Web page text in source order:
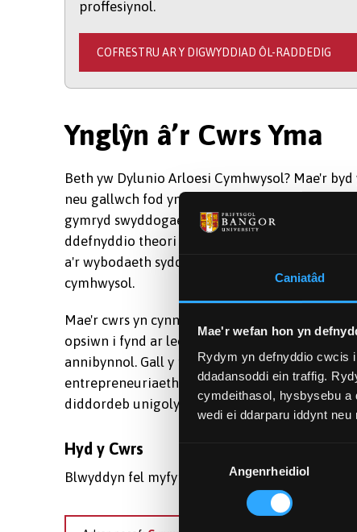
Caniatâd
Mae'r wefan hon yn
Rydym yn defnyddio cwcis
ddadansoddi ein traffig.
cymdeithasol, hysbysebu a
wedi ei ddarparu iddynt
Angenrheidiol
proffesiynol.
COFRESTRU AR Y DIGWYDDIAD ÔL-RADDEDIG
Ynglŷn â’r Cwrs Yma
Beth yw Dylunio Arloesi Cymhwysol? Mae'r
neu gallwch fod yn rhan allweddol o'r newid.
gymryd swyddogaeth arweiniol/weithredol
ddefnyddio theori ac arferion masnachol
a'r wybodaeth sydd eu hangen i lywio, rhwyfo
cymhwysol.
Mae'r cwrs yn cynnwys dau semester yn
opsiwn i fynd ar leoliad diwydiannol sy'n
annibynnol. Gall y project ymchwil terfynol
entrepreneuriaeth neu wasanaeth
diddordeb unigolyn.
Hyd y Cwrs
Blwyddyn fel myfyriwr llawn amser; hefyd ar